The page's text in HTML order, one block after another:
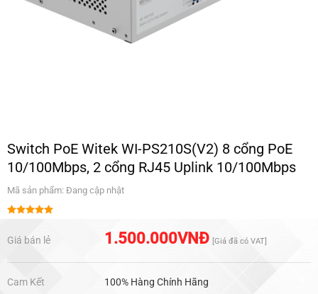
Switch PoE Witek WI-PS210S(V2) 8 cổng PoE
10/100Mbps, 2 cổng RJ45 Uplink 10/100Mbps
Mã sản phẩm: Đang cập nhật
5 sao
Giá bán lẻ 1.500.000VNĐ [Giá đã có VAT]
Cam Kết
100% Hàng Chính Hãng